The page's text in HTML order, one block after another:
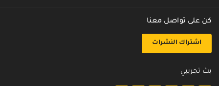
كن على تواصل معنا
اشتراك النشرات
بث تجريبي